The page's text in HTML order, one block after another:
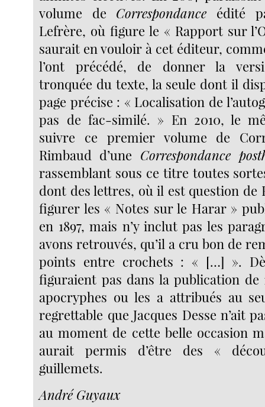
volume de Correspondance édité
Lefrère, où figure le « Rapport sur
saurait en vouloir à cet éditeur,
l’ont précédé, de donner la
tronquée du texte, la seule dont il
page précise : « Localisation de
pas de fac-similé. » En 2010, le
suivre ce premier volume de
Rimbaud d’une Correspondance
rassemblant sous ce titre toutes
dont des lettres, où il est question de
figurer les « Notes sur le Harar »
en 1897, mais n’y inclut pas les
avons retrouvés, qu’il a cru bon de
points entre crochets : « […] ».
figuraient pas dans la publication de
apocryphes ou les a attribués au
regrettable que Jacques Desse n’ait
au moment de cette belle occasion
aurait permis d’être des «
guillemets.
André Guyaux